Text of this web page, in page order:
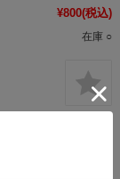
¥800(税込)
在庫 ○